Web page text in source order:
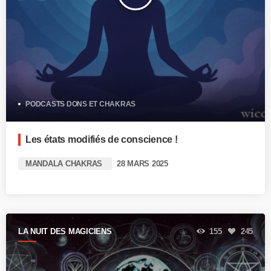
PODCASTS DONS ET CHAKRAS
Les états modifiés de conscience !
MANDALA CHAKRAS 28 MARS 2025
LA NUIT DES MAGICIENS 155 245